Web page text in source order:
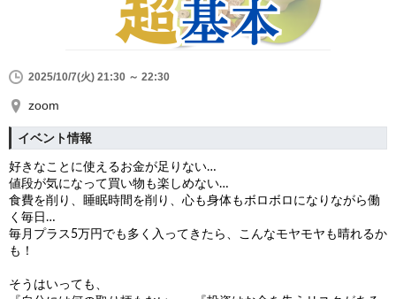
2025/10/7(火) 21:30 ～ 22:30
zoom
イベント情報
好きなことに使えるお金が足りない…
値段が気になって買い物も楽しめない…
食費を削り、睡眠時間を削り、心も身体もボロボロになりながら働
く毎日…
毎月プラス5万円でも多く入ってきたら、こんなモヤモヤも晴れるか
も！
そうはいっても、